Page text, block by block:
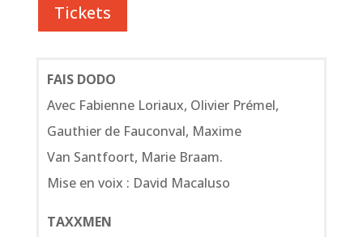
Tickets
FAIS DODO
Avec Fabienne Loriaux, Olivier Prémel,
Gauthier de Fauconval, Maxime
Van Santfoort, Marie Braam.
Mise en voix : David Macaluso
TAXXMEN